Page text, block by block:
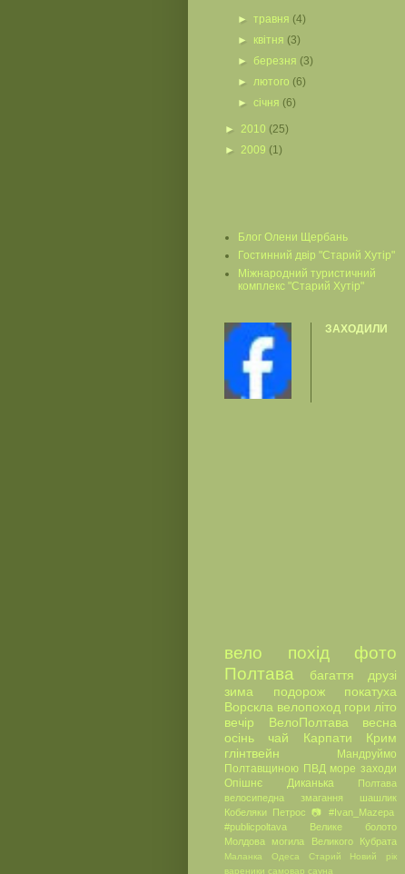
►травня (4)
► квітня (3)
► березня (3)
►лютого (6)
►січня (6)
► 2010 (25)
► 2009 (1)
Блог Олени Щербань
Гостинний двір "Старий Хутір"
Міжнародний туристичний
комплекс "Старий Хутір"
ЗАХОДИЛИ
вело похід
фото
Полтава
багаття
друзі
зима
подорож
покатуха
Ворскла велопоход гори літо
вечір
ВелоПолтава
весна
осінь
чай Карпати
Крим
глінтвейн
Мандруймо
Полтавщиною ПВД море заходи
Опішнє
Диканька
Полтава
велосипедна
змагання
шашлик
Кобеляки
Петрос 📷
#Ivan_Mazepa
#publicpoltava
Велике болото
Молдова
могила Великого Кубрата
Маланка Одеса
Старий Новий рік
вареники самовар сауна